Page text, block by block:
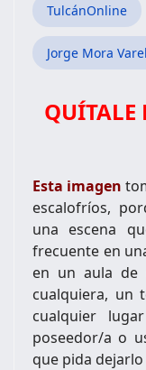
TulcánOnline
Jorge Mora
QUÍTALE
Esta imagen
escalofríos,
una escena
frecuente en
en un aula de
cualquiera, un
cualquier
poseedor/a o
que pida